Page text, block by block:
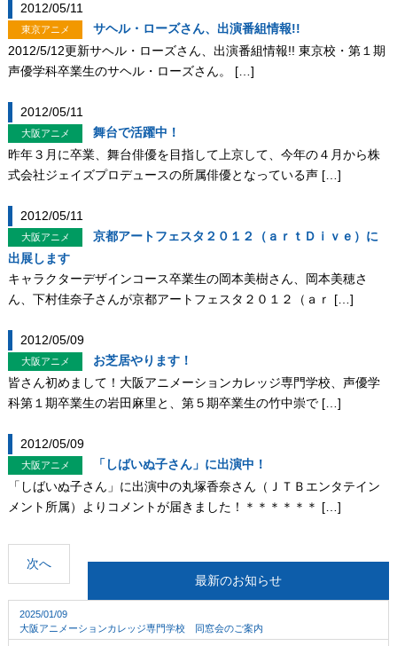
2012/05/11
東京アニメ
サヘル・ローズさん、出演番組情報!!
2012/5/12更新サヘル・ローズさん、出演番組情報!! 東京校・第１期
声優学科卒業生のサヘル・ローズさん。 […]
2012/05/11
大阪アニメ
舞台で活躍中！
昨年３月に卒業、舞台俳優を目指して上京して、今年の４月から株
式会社ジェイズプロデュースの所属俳優となっている声 […]
2012/05/11
大阪アニメ
京都アートフェスタ２０１２（ａｒｔＤｉｖｅ）に
出展します
キャラクターデザインコース卒業生の岡本美樹さん、岡本美穂さ
ん、下村佳奈子さんが京都アートフェスタ２０１２（ａｒ […]
2012/05/09
大阪アニメ
お芝居やります！
皆さん初めまして！大阪アニメーションカレッジ専門学校、声優学
科第１期卒業生の岩田麻里と、第５期卒業生の竹中崇で […]
2012/05/09
大阪アニメ
「しばいぬ子さん」に出演中！
「しばいぬ子さん」に出演中の丸塚香奈さん（ＪＴＢエンタテイン
メント所属）よりコメントが届きました！＊＊＊＊＊＊ […]
次へ
最新のお知らせ
2025/01/09
大阪アニメーションカレッジ専門学校 同窓会のご案内